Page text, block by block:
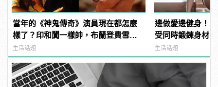
當年的《神鬼傳奇》演員現在都怎麼
樣了？印和闐一樣帥，布蘭登費雪大
發福！
生活話題
邊做愛邊健身！
受同時鍛鍊身材
生活話題